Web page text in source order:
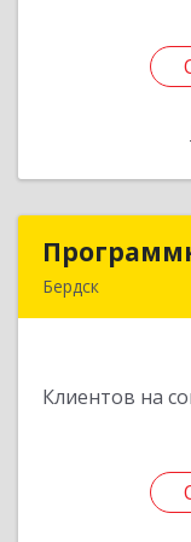
Бердск
Клиентов на